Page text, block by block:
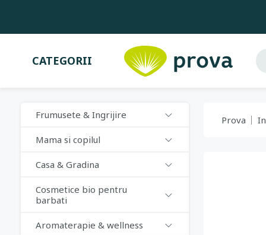
CATEGORII
Frumusete & Ingrijire
Mama si copilul
Casa & Gradina
Cosmetice bio pentru
barbati
Aromaterapie & wellness
Prova